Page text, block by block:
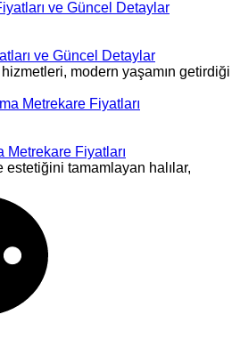
ve Güncel Detaylar
modern yaşamın getirdiği
Metrekare Fiyatları
estetiğini tamamlayan halılar,